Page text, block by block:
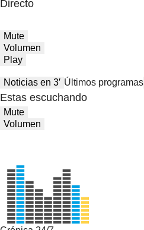
Directo
Mute
Volumen
Play
Noticias en 3′ Últimos programas
Estas escuchando
Mute
Volumen